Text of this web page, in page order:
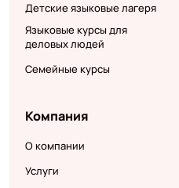
Детские языковые лагеря
Языковые курсы для
деловых людей
Семейные курсы
Компания
О компании
Услуги